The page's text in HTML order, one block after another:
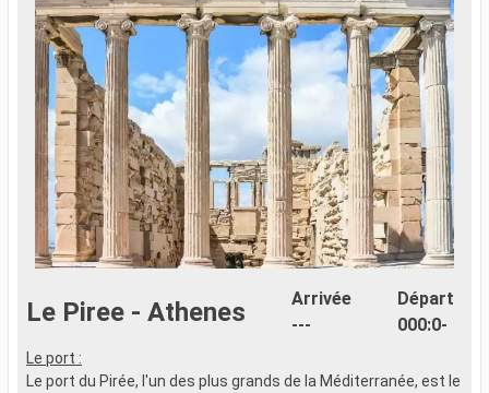
Le Piree - Athenes
Arrivée
---
Départ
000:0-
Le port :
Le port du Pirée, l'un des plus grands de la Méditerranée, est le